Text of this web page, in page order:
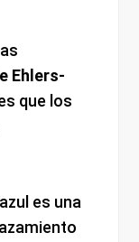
Ehlers-
que los
es una